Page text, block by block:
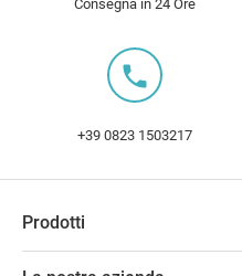
Consegna in 24 Ore
local_phone
+39 0823 1503217
Prodotti